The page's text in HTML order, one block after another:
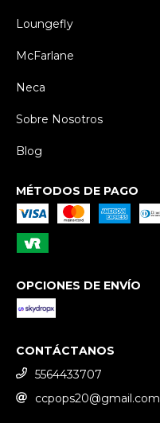
Loungefly
McFarlane
Neca
Sobre Nosotros
Blog
MÉTODOS DE PAGO
OPCIONES DE ENVÍO
CONTÁCTANOS
5564433707
ccpops20@gmail.com